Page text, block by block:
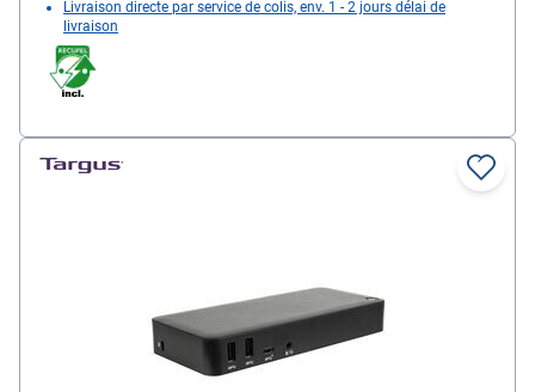
Livraison directe par service de colis, env. 1 - 2 jours délai de
livraison